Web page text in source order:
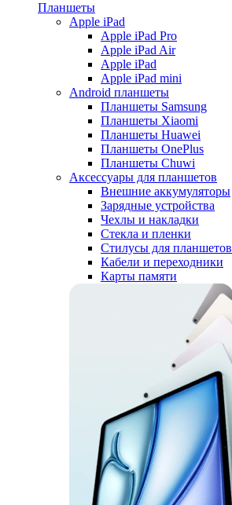
Планшеты
Apple iPad
Apple iPad Pro
Apple iPad Air
Apple iPad
Apple iPad mini
Android планшеты
Планшеты Samsung
Планшеты Xiaomi
Планшеты Huawei
Планшеты OnePlus
Планшеты Chuwi
Аксессуары для планшетов
Внешние аккумуляторы
Зарядные устройства
Чехлы и накладки
Стекла и пленки
Стилусы для планшетов
Кабели и переходники
Карты памяти